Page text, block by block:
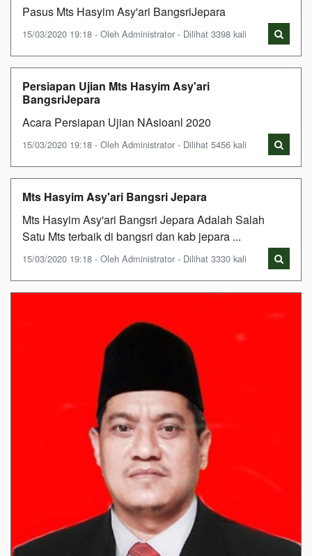
Pasus Mts Hasyim Asy'ari BangsriJepara
15/03/2020 19:18 - Oleh Administrator - Dilihat 3398 kali
Persiapan Ujian Mts Hasyim Asy'ari
BangsriJepara
Acara Persiapan Ujian NAsioanl 2020
15/03/2020 19:18 - Oleh Administrator - Dilihat 5456 kali
Mts Hasyim Asy'ari Bangsri Jepara
Mts Hasyim Asy'ari Bangsri Jepara Adalah Salah
Satu Mts terbaik di bangsri dan kab jepara ...
15/03/2020 19:18 - Oleh Administrator - Dilihat 3330 kali